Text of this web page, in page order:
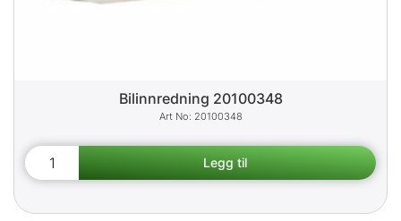
Bilinnredning 20100348
20100348